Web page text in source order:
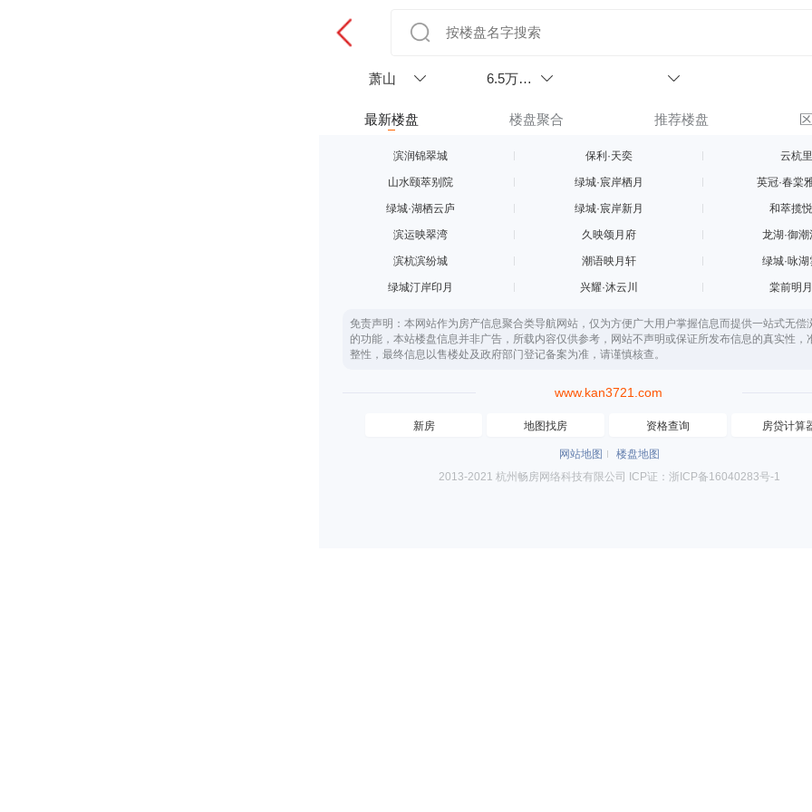
萧山
6.5万以
最新楼盘
楼盘聚合 推荐楼盘
滨润锦翠城 保利·天奕 云杭
山水颐萃别院 绿城·宸岸栖月 英冠·春棠
绿城·湖栖云庐 绿城·宸岸新月 和萃揽
滨运映翠湾 久映颂月府 龙湖·御
滨杭滨纷城 潮语映月轩 绿城·咏
绿城汀岸印月 兴耀·沐云川 棠前明
免责声明：本网站作为房产信息聚合类导航网站，仅为方便广大用户掌握信息而提供一站式无偿
的功能，本站楼盘信息并非广告，所载内容仅供参考，网站不声明或保证所发布信息的真实性，
整性，最终信息以售楼处及政府部门登记备案为准，请谨慎核查。
www.kan3721.com
新房 地图找房 资格查询 房贷计算
网站地图
楼盘地图
2013-2021 杭州畅房网络科技有限公司 ICP证：浙ICP备16040283号-1